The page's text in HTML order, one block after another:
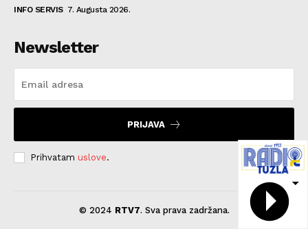
INFO SERVIS 7. Augusta 2026.
Newsletter
PRIJAVA
Prihvatam uslove.
© 2024 RTV7. Sva prava zadržana.